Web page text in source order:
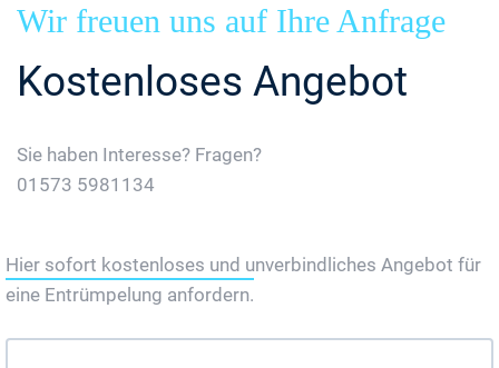
Wir freuen uns auf Ihre Anfrage
Kostenloses Angebot
Sie haben Interesse? Fragen?
01573 5981134
Hier sofort kostenloses und unverbindliches Angebot für
eine Entrümpelung anfordern.